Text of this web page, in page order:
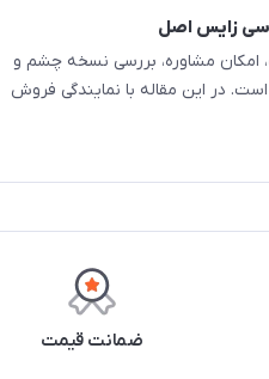
زایس اصل
مشاوره، بررسی نسخه چشم و
در این مقاله با نمایندگی فروش
ضمانت قیمت